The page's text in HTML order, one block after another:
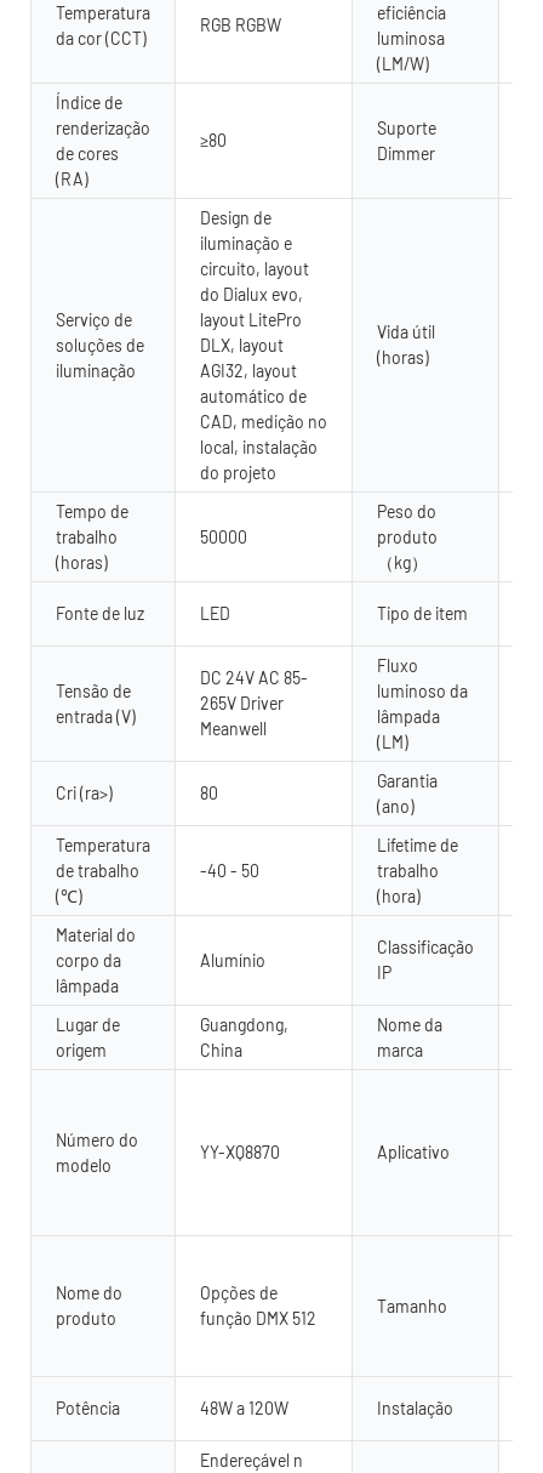
Temperatura
da cor (CCT)
RGB RGBW
eficiência
luminosa
(LM/W)
Índice de
renderização
de cores
(RA)
≥80
Suporte
Dimmer
Serviço de
soluções de
iluminação
Design de
iluminação e
circuito, layout
do Dialux evo,
layout LitePro
DLX, layout
AGI32, layout
automático de
CAD, medição no
local, instalação
do projeto
Vida útil
(horas)
Tempo de
trabalho
(horas)
50000
Peso do
produto
（kg）
Fonte de luz LED Tipo de item
Tensão de
entrada (V)
DC 24V AC 85-
265V Driver
Meanwell
Fluxo
luminoso da
lâmpada
(LM)
Cri (ra>) 80
Garantia
(ano)
Temperatura
de trabalho
(℃)
-40 - 50
Lifetime de
trabalho
(hora)
Material do
corpo da
lâmpada
Alumínio
Classificação
IP
Lugar de
origem
Guangdong,
China
Nome da
marca
Número do
modelo
YY-XQ8870 Aplicativo
Nome do
produto
Opções de
função DMX 512
Tamanho
Potência 48W a 120W Instalação
Endereçável n